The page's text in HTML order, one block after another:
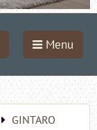
Menu
GINTARO